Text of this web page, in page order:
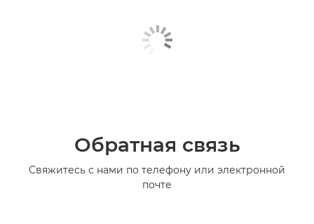
Обратная связь
Свяжитесь с нами по телефону или электронной
почте